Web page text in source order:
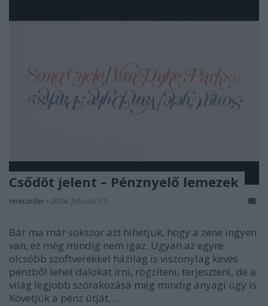
Csődöt jelent – Pénznyelő lemezek
rerecorder • 2014. február 17.
Bár ma már sokszor azt hihetjük, hogy a zene ingyen
van, ez még mindig nem igaz. Ugyan az egyre
olcsóbb szoftverekkel házilag is viszonylag kevés
pénzből lehet dalokat írni, rögzíteni, terjeszteni, de a
világ legjobb szórakozása még mindig anyagi ügy is.
Követjük a pénz útját,…